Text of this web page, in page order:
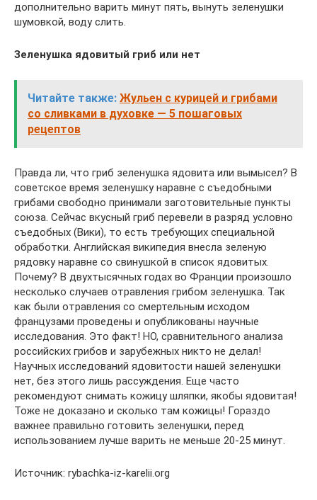
дополнительно варить минут пять, вынуть зеленушки
шумовкой, воду слить.
Зеленушка ядовитый гриб или нет
Читайте также: Жульен с курицей и грибами
со сливками в духовке — 5 пошаговых
рецептов
Правда ли, что гриб зеленушка ядовита или вымысел? В
советское время зеленушку наравне с съедобными
грибами свободно принимали заготовительные пункты
союза. Сейчас вкусный гриб перевели в разряд условно
съедобных (Вики), то есть требующих специальной
обработки. Английская википедия внесла зеленую
рядовку наравне со свинушкой в список ядовитых.
Почему? В двухтысячных годах во Франции произошло
несколько случаев отравления грибом зеленушка. Так
как были отравления со смертельным исходом
французами проведены и опубликованы научные
исследования. Это факт! НО, сравнительного анализа
российских грибов и зарубежных никто не делал!
Научных исследований ядовитости нашей зеленушки
нет, без этого лишь рассуждения. Еще часто
рекомендуют снимать кожицу шляпки, якобы ядовитая!
Тоже не доказано и сколько там кожицы! Гораздо
важнее правильно готовить зеленушки, перед
использованием лучше варить не меньше 20-25 минут.
Источник: rybachka-iz-karelii.org